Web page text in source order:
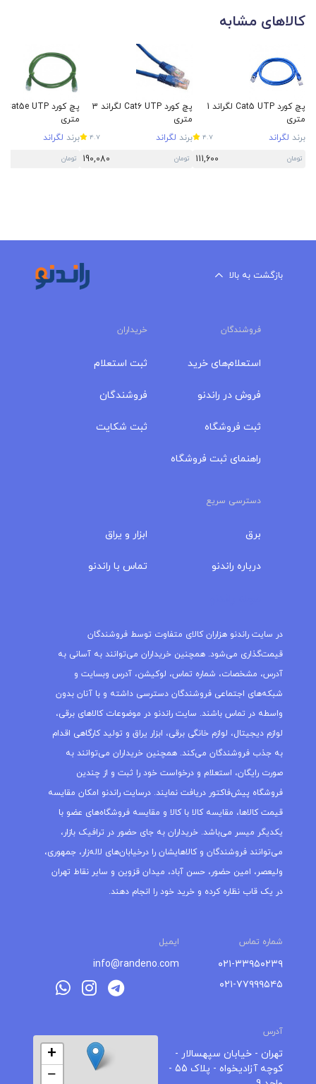
کالاهای مشابه
پچ کورد Cat5 UTP لگراند 1
متری
برند لگراند 4.7
تومان 111,600
پچ کورد Cat6 UTP لگراند 3
متری
برند لگراند 4.7
تومان 190,080
متری
برند لگراند
تومان
بازگشت به بالا
فروشندگان خریداران
استعلام‌های خرید
فروش در راندنو
ثبت فروشگاه
راهنمای ثبت فروشگاه
ثبت استعلام
فروشندگان
ثبت شکایت
دسترسی سریع
برق
درباره‌ راندنو
ابزار و یراق
تماس با راندنو
در سایت راندنو هزاران کالای متفاوت توسط فروشندگان
قیمت‌گذاری می‌شود. همچنین خریداران می‌توانند به آسانی به
آدرس، مشخصات، شماره تماس، لوکیشن، آدرس وبسایت و
شبکه‌های اجتماعی فروشندگان دسترسی داشته و با آنان بدون
واسطه در تماس باشند. سایت راندنو در موضوعات کالاهای برقی،
لوازم دیجیتال، لوازم خانگی برقی، ابزار یراق و تولید کارگاهی اقدام
به جذب فروشندگان می‌کند. همچنین خریداران می‌توانند به
صورت رایگان، استعلام و درخواست خود را ثبت و از چندین
فروشگاه پیش‌فاکتور دریافت نمایند. درسایت راندنو امکان مقایسه
قیمت کالاها، مقایسه کالا با کالا و مقایسه فروشگاه‌های عضو با
یکدیگر میسر می‌باشد. خریداران به جای حضور در ترافیک بازار،
می‌توانند فروشندگان و کالاهایشان را درخیابان‌های لاله‌زار، جمهوری،
ولیعصر، امین حضور، حسن آباد، میدان قزوین و سایر نقاط تهران
در یک قاب نظاره کرده و خرید خود را انجام دهند.
شماره تماس ایمیل
۰۲۱-۳۳۹۵۰۲۳۹
۰۲۱-۷۷۹۹۹۵۴۵
info@randeno.com
آدرس
تهران - خیابان سپهسالار -
کوچه آزادیخواه - پلاک 55 -
+
−